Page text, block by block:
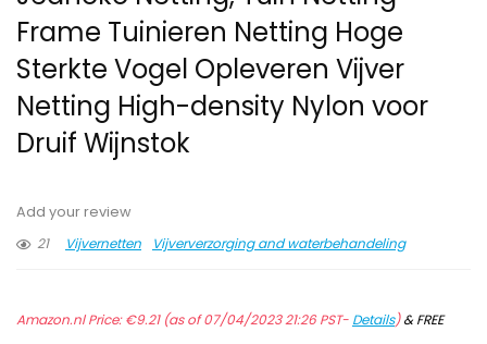
Frame Tuinieren Netting Hoge
Sterkte Vogel Opleveren Vijver
Netting High-density Nylon voor
Druif Wijnstok
Add your review
21
Vijvernetten Vijververzorging and waterbehandeling
Amazon.nl Price:€9.21(as of 07/04/2023 21:26 PST- Details)&FREE